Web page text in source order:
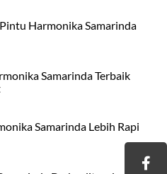
Harmonika Samarinda
Samarinda Terbaik
Samarinda Lebih Rapi